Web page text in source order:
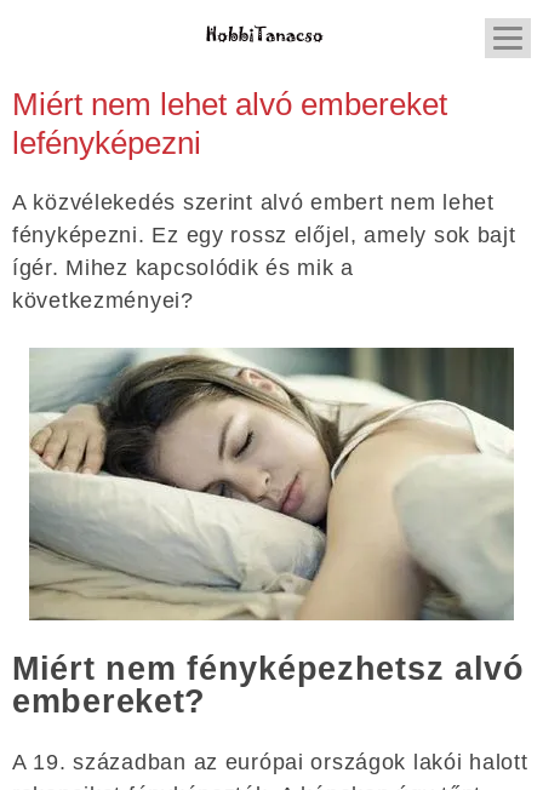
Miért nem lehet alvó embereket
lefényképezni
A közvélekedés szerint alvó embert nem lehet
fényképezni. Ez egy rossz előjel, amely sok bajt
ígér. Mihez kapcsolódik és mik a
következményei?
Miért nem fényképezhetsz alvó
embereket?
A 19. században az európai országok lakói halott